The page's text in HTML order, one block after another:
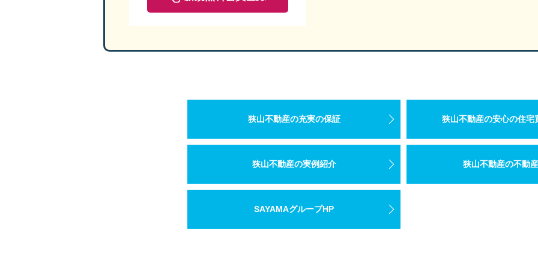
狭山不動産の充実の保証 狭山不動産の安心の住宅
狭山不動産の実例紹介 狭山不動産の不動
SAYAMAグループHP